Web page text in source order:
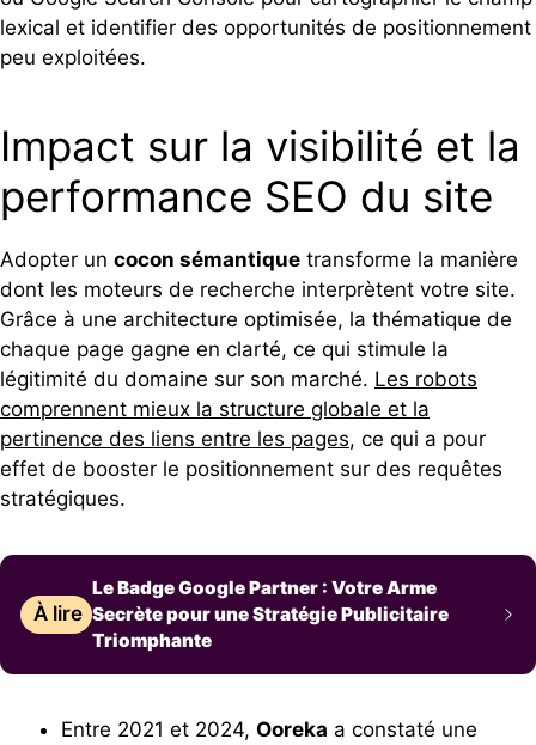
lexical et identifier des opportunités de positionnement
peu exploitées.
Impact sur la visibilité et la
performance SEO du site
Adopter un cocon sémantique transforme la manière
dont les moteurs de recherche interprètent votre site.
Grâce à une architecture optimisée, la thématique de
chaque page gagne en clarté, ce qui stimule la
légitimité du domaine sur son marché. Les robots
comprennent mieux la structure globale et la
pertinence des liens entre les pages, ce qui a pour
effet de booster le positionnement sur des requêtes
stratégiques.
À lire
Le Badge Google Partner : Votre Arme
Secrète pour une Stratégie Publicitaire
Triomphante
Entre 2021 et 2024, Ooreka a constaté une